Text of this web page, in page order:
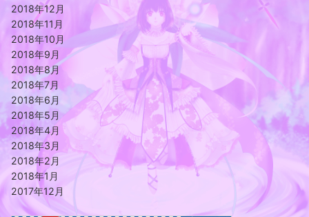
2018年12月
2018年11月
2018年10月
2018年9月
2018年8月
2018年7月
2018年6月
2018年5月
2018年4月
2018年3月
2018年2月
2018年1月
2017年12月